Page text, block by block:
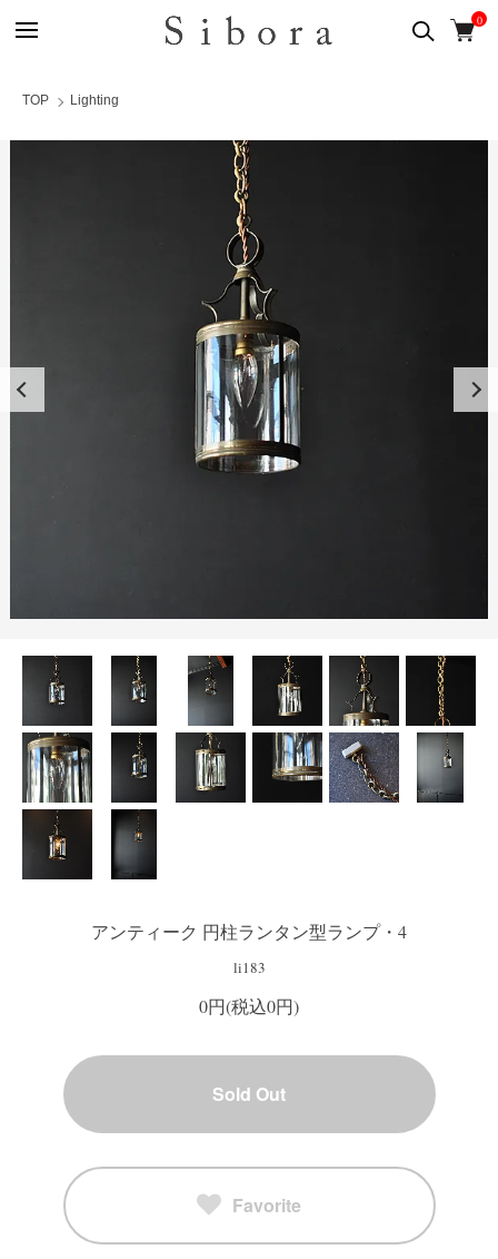
0
TOP Lighting
アンティーク 円柱ランタン型ランプ・4
li183
0円(税込0円)
Sold Out
Favorite